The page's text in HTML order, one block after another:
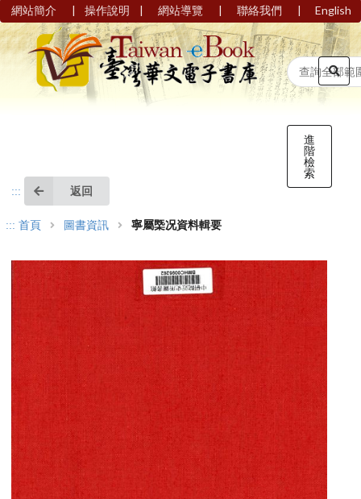
網站簡介 | 操作說明 | 網站導覽 | 聯絡我們 | English
進
階
檢
索
::: 返回
::: 首頁 圖書資訊 寧屬㮣况資料輯要